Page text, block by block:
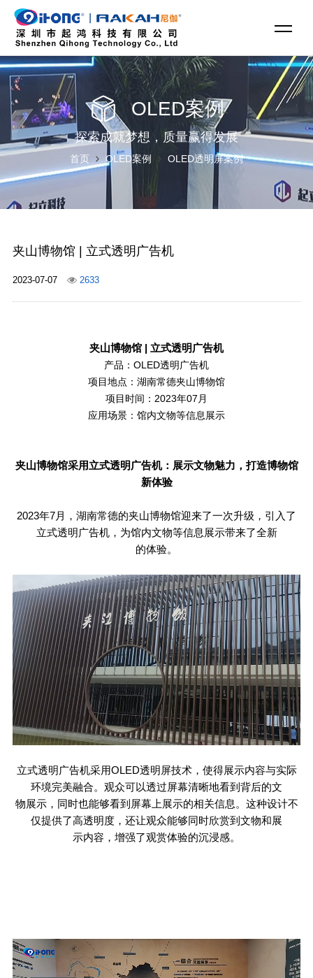
OLED案例
探索成就梦想，质量赢得发展
首页 OLED案例 OLED透明屏案例
夹山博物馆 | 立式透明广告机
2023-07-07 2633
夹山博物馆 | 立式透明广告机
产品：OLED透明广告机
项目地点：湖南常德夹山博物馆
项目时间：2023年07月
应用场景：馆内文物等信息展示
夹山博物馆采用立式透明广告机：展示文物魅力，打造博物馆
新体验
2023年7月，湖南常德的夹山博物馆迎来了一次升级，引入了
立式透明广告机，为馆内文物等信息展示带来了全新
的体验。
立式透明广告机采用OLED透明屏技术，使得展示内容与实际
环境完美融合。观众可以透过屏幕清晰地看到背后的文
物展示，同时也能够看到屏幕上展示的相关信息。这种设计不
仅提供了高透明度，还让观众能够同时欣赏到文物和展
示内容，增强了观赏体验的沉浸感。